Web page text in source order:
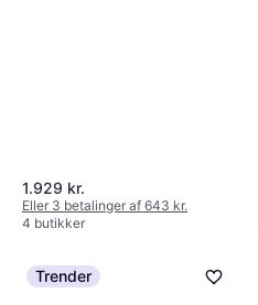
1.929 kr.
Eller 3 betalinger af 643 kr.
4 butikker
Trender